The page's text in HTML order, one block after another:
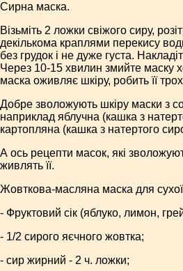
Сирна маска.
Візьміть 2 ложки свіжого сиру,
декількома краплями перекису
без грудок і не дуже густа.
Через 10-15 хвилин змийте маску
маска оживляє шкіру, робить її
Добре зволожують шкіру маски з
наприклад яблучна (кашка з
картопляна (кашка з натертого
А ось рецепти масок, які
живлять її.
Жовткова-масляна маска для
- Фруктовий сік (яблуко, лимон,
- 1/2 сирого яєчного жовтка;
- сир жирний - 2 ч. ложки;